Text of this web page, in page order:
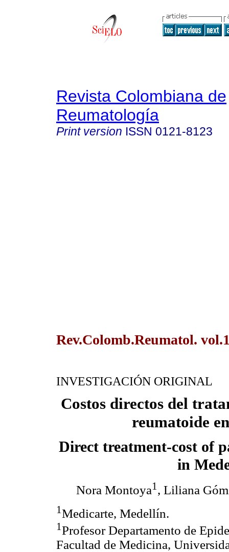
Revista Colombiana de
Reumatología
Print version ISSN 0121-8123
Rev.Colomb.Reumatol.
INVESTIGACIÓN ORIGINAL
Costos directos del
reumatoide
Direct treatment-cost of
in
Nora Montoya1 , Liliana
1Medicarte, Medellín.
1Profesor Departamento de
Facultad de Medicina,